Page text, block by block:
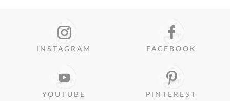
INSTAGRAM FACEBOOK
YOUTUBE PINTEREST